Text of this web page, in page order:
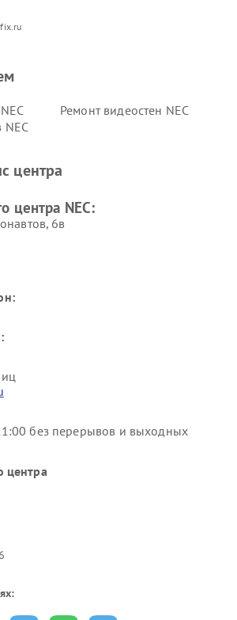
Ремонт видеостен NEC
NEC
центра
центра NEC:
6в
без перерывов и выходных
центра